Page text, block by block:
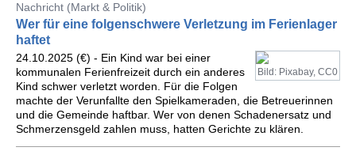
Nachricht (Markt & Politik)
Wer für eine folgenschwere Verletzung im Ferienlager
haftet
Bild: Pixabay, CC0
24.10.2025 (€) - Ein Kind war bei einer
kommunalen Ferienfreizeit durch ein anderes
Kind schwer verletzt worden. Für die Folgen
machte der Verunfallte den Spielkameraden, die Betreuerinnen
und die Gemeinde haftbar. Wer von denen Schadenersatz und
Schmerzensgeld zahlen muss, hatten Gerichte zu klären.